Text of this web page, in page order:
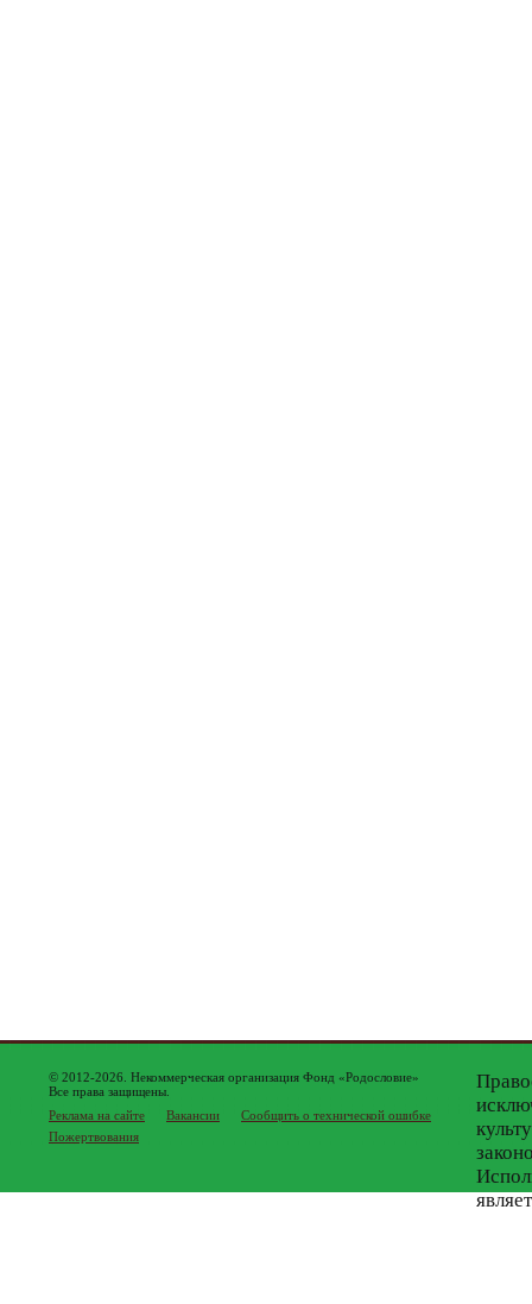
© 2012-2026. Некоммерческая организация Фонд «Родословие»
Все права защищены.
Реклама на сайте
Вакансии
Сообщить о технической ошибке
Пожертвования